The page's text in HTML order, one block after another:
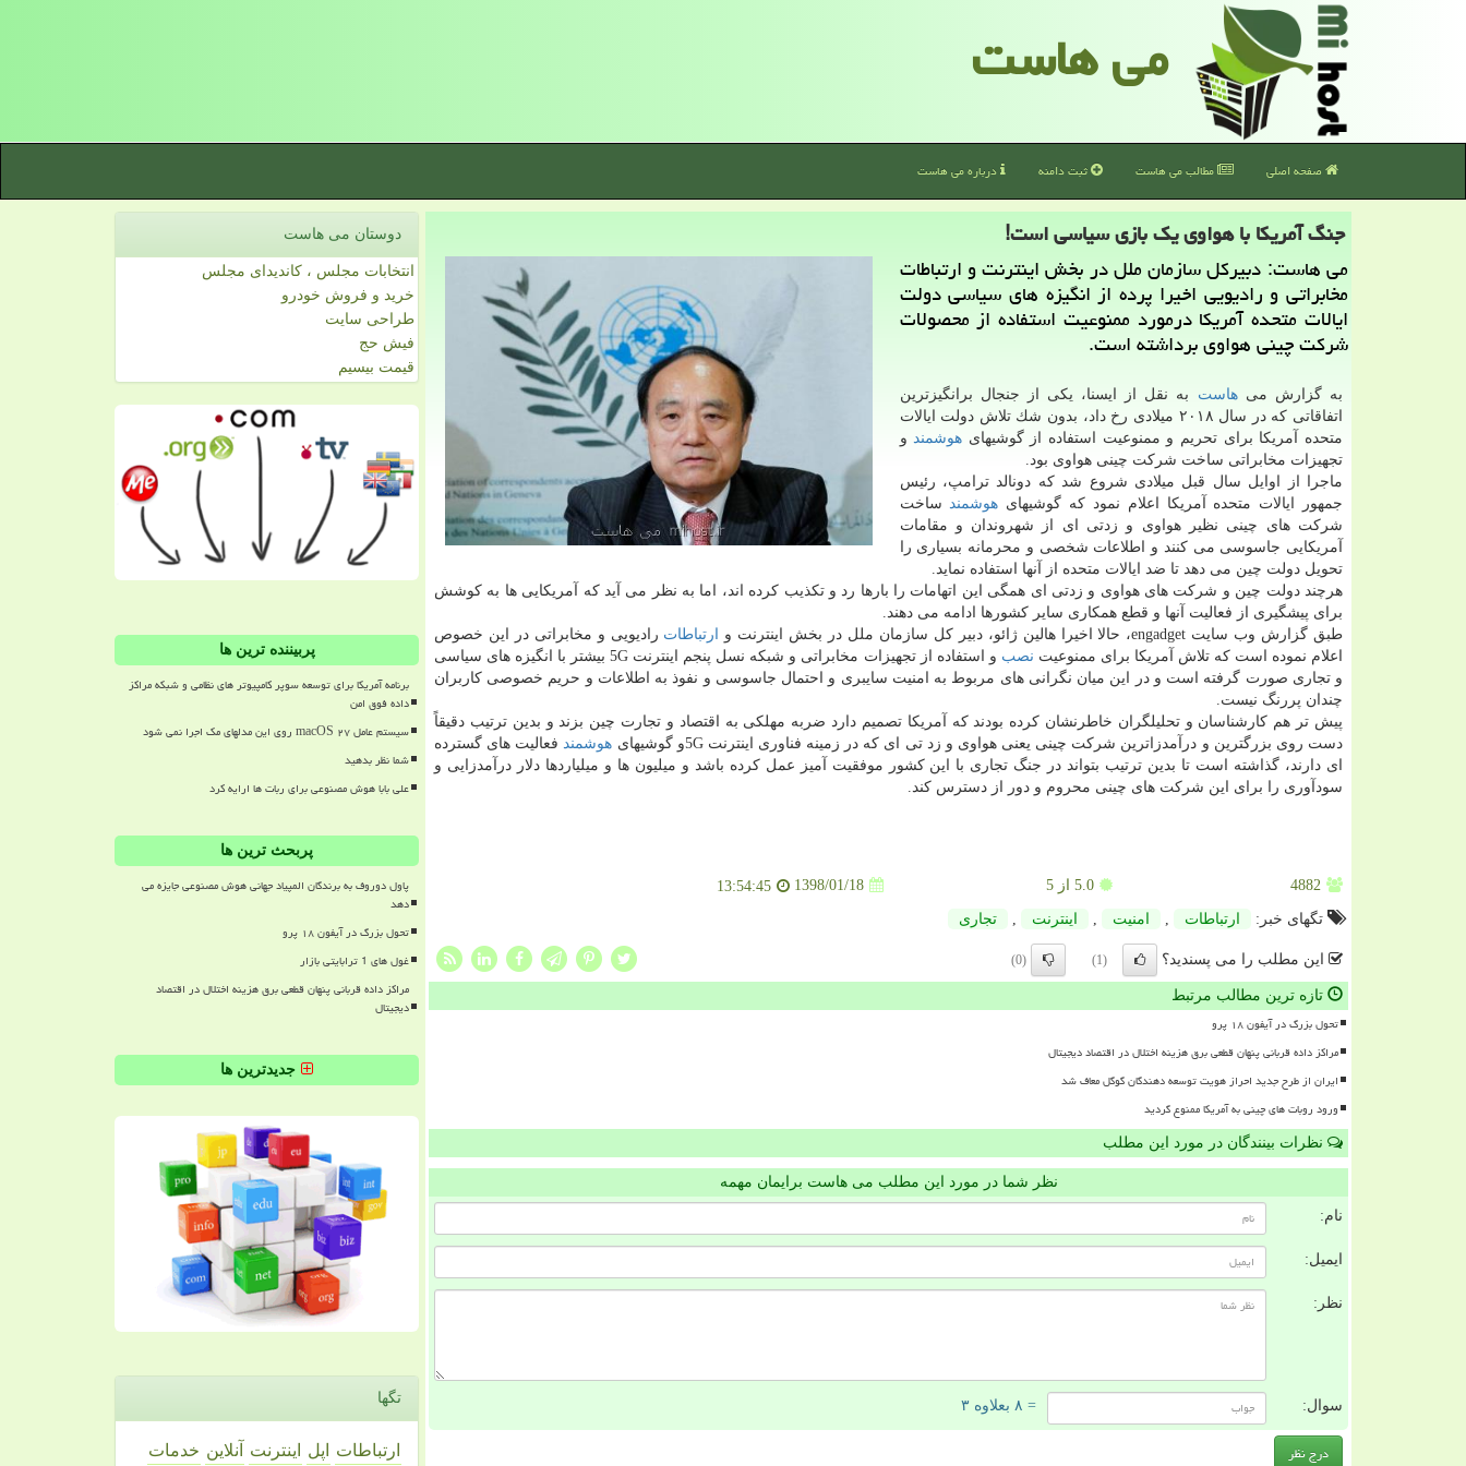
می هاست
صفحه اصلی مطالب می هاست ثبت دامنه درباره می هاست
جنگ آمریكا با هواوی یك بازی سیاسی است!
می هاست: دبیركل سازمان ملل در بخش اینترنت و ارتباطات
مخابراتی و رادیویی اخیرا پرده از انگیزه های سیاسی دولت
ایالات متحده آمریكا درمورد ممنوعیت استفاده از محصولات
شركت چینی هواوی برداشته است.
به گزارش میهاست به نقل از ایسنا، یكی از جنجال برانگیزترین
اتفاقاتی كه در سال ۲۰۱۸ میلادی رخ داد، بدون شك تلاش دولت ایالات
متحده آمریكا برای تحریم و ممنوعیت استفاده از گوشیهای هوشمندو
تجهیزات مخابراتی ساخت شركت چینی هواوی بود.
ماجرا از اوایل سال قبل میلادی شروع شد كه دونالد ترامپ، رئیس
جمهور ایالات متحده آمریكا اعلام نمود كه گوشیهای هوشمندساخت
شركت های چینی نظیر هواوی و زدتی ای از شهروندان و مقامات
آمریكایی جاسوسی می كنند و اطلاعات شخصی و محرمانه بسیاری را
تحویل دولت چین می دهد تا ضد ایالات متحده از آنها استفاده نماید.
هرچند دولت چین و شركت های هواوی و زدتی ای همگی این اتهامات را بارها رد و تكذیب كرده اند، اما به نظر می آید كه آمریكایی ها به كوشش
برای پیشگیری از فعالیت آنها و قطع همكاری سایر كشورها ادامه می دهند.
طبق گزارش وب سایت engadget، حالا اخیرا هالین ژائو، دبیر كل سازمان ملل در بخش اینترنت و
ارتباطات رادیویی و مخابراتی در این خصوص
اعلام نموده است كه تلاش آمریكا برای ممنوعیت نصب
و استفاده از تجهیزات مخابراتی و شبكه نسل پنجم اینترنت 5G بیشتر با انگیزه های سیاسی
و تجاری صورت گرفته است و در این میان نگرانی های مربوط به امنیت سایبری و احتمال جاسوسی و نفوذ به اطلاعات و حریم خصوصی كاربران
چندان پررنگ نیست.
پیش تر هم كارشناسان و تحلیلگران خاطرنشان كرده بودند كه آمریكا تصمیم دارد ضربه مهلكی به اقتصاد و تجارت چین بزند و بدین ترتیب دقیقاً
دست روی بزرگترین و درآمدزاترین شركت چینی یعنی هواوی و زد تی ای كه در زمینه فناوری اینترنت 5Gو گوشیهای
هوشمندفعالیت های گسترده
ای دارند، گذاشته است تا بدین ترتیب بتواند در جنگ تجاری با این كشور موفقیت آمیز عمل كرده باشد و میلیون ها و میلیاردها دلار درآمدزایی و
سودآوری را برای این شركت های چینی محروم و دور از دسترس كند.
4882
5.0از 5 1398/01/18
13:54:45
تگهای خبر:
ارتباطات امنیت اینترنت تجاری
این مطلب را می پسندید؟ (1)
(0)
تازه ترین مطالب مرتبط
تحول بزرگ در آیفون ۱۸ پرو
مراکز داده قربانی پنهان قطعی برق هزینه اختلال در اقتصاد دیجیتال
ایران از طرح جدید احراز هویت توسعه دهندگان گوگل معاف شد
ورود روبات های چینی به آمریکا ممنوع گردید
نظرات بینندگان در مورد این مطلب
نظر شما در مورد این مطلب می هاست برایمان مهمه
نام:
ایمیل:
نظر:
سوال: = ۸ بعلاوه ۳
دوستان می هاست
انتخابات مجلس ، کاندیدای مجلس
خرید و فروش خودرو
طراحی سایت
فیش حج
قیمت بیسیم
پربیننده ترین ها
برنامه آمریکا برای توسعه سوپر کامپیوتر های نظامی و شبکه مراکز
داده فوق امن
سیستم عامل macOS ۲۷ روی این مدلهای مک اجرا نمی شود
شما نظر بدهید
علی بابا هوش مصنوعی برای ربات ها ارایه کرد
پربحث ترین ها
پاول دوروف به برندگان المپیاد جهانی هوش مصنوعی جایزه می
دهد
تحول بزرگ در آیفون ۱۸ پرو
غول های 1 ترابایتی بازار
مراکز داده قربانی پنهان قطعی برق هزینه اختلال در اقتصاد
دیجیتال
جدیدترین ها
تگها
ارتباطات اپل اینترنت آنلاین خدمات